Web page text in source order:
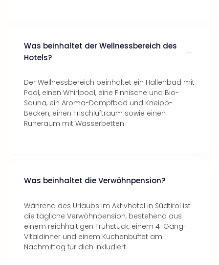
Was beinhaltet der Wellnessbereich des
Hotels?
Der Wellnessbereich beinhaltet ein Hallenbad mit
Pool, einen Whirlpool, eine Finnische und Bio-
Sauna, ein Aroma-Dampfbad und Kneipp-
Becken, einen Frischluftraum sowie einen
Ruheraum mit Wasserbetten.
Was beinhaltet die Verwöhnpension?
Während des Urlaubs im Aktivhotel in Südtirol ist
die tägliche Verwöhnpension, bestehend aus
einem reichhaltigen Frühstück, einem 4-Gang-
Vitaldinner und einem Kuchenbuffet am
Nachmittag für dich inkludiert.